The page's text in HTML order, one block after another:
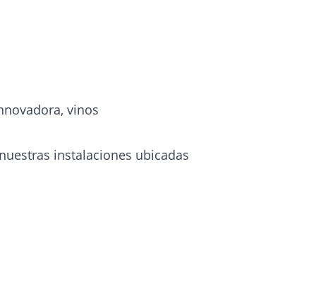
vinos
instalaciones ubicadas